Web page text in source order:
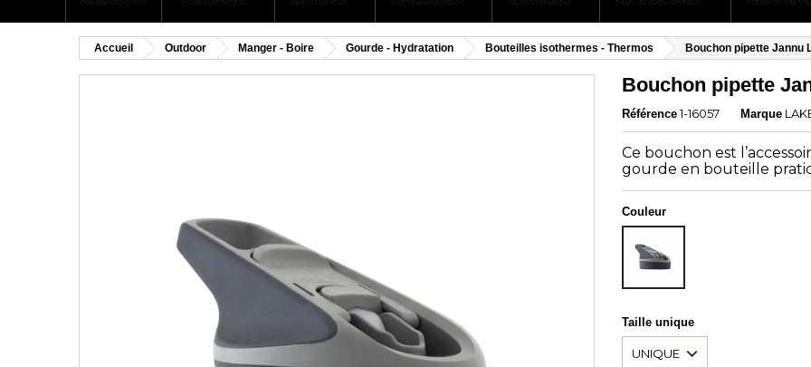
Accueil Outdoor Manger - Boire Gourde - Hydratation Bouteilles isothermes - Thermos Bouchon pipette Jannu
Bouchon pipette
Référence 1-16057 Marque
Ce bouchon est
gourde en bouteille
Couleur
Taille unique